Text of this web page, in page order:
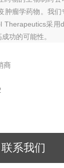
瘤学药物。我们
Therapeutics采用
功的可能性。
商
联系我们